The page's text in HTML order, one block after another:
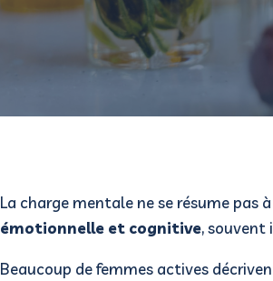
La charge mentale ne se résume pas
émotionnelle et cognitive, souvent
Beaucoup de femmes actives